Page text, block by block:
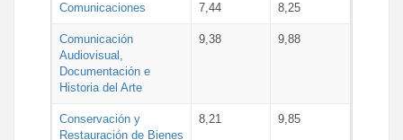
Comunicaciones 7,44 8,25
Comunicación
Audiovisual,
Documentación e
Historia del Arte
9,38 9,88
Conservación y
Restauración de Bienes
8,21 9,85